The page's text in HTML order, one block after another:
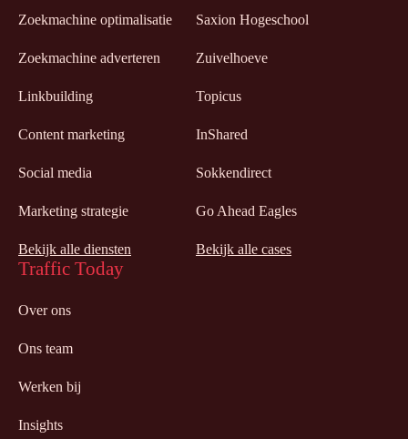
Zoekmachine optimalisatie
Zoekmachine adverteren
Linkbuilding
Content marketing
Social media
Marketing strategie
Bekijk alle diensten
Saxion Hogeschool
Zuivelhoeve
Topicus
InShared
Sokkendirect
Go Ahead Eagles
Bekijk alle cases
Traffic Today
Over ons
Ons team
Werken bij
Insights